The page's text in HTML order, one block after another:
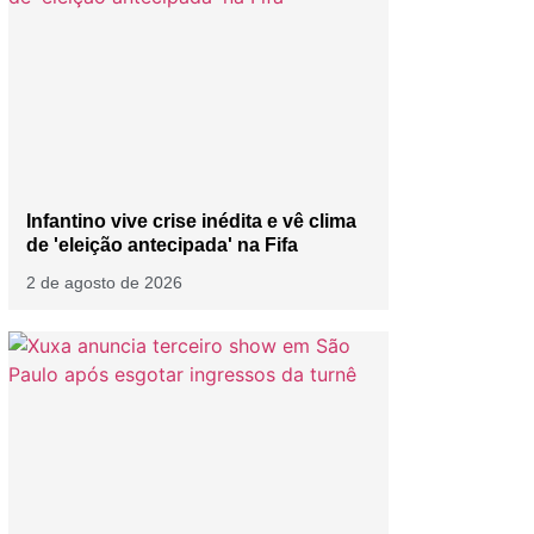
Infantino vive crise inédita e vê clima
de 'eleição antecipada' na Fifa
2 de agosto de 2026